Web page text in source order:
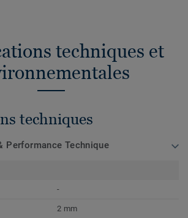
techniques et
techniques
Performance Technique
-
2 mm